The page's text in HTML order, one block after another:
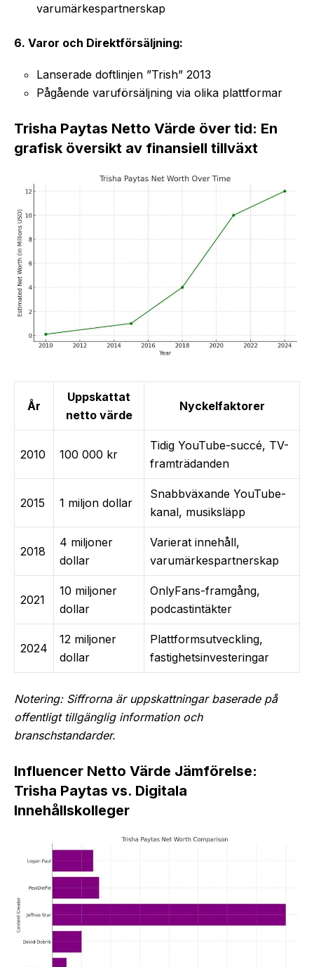
varumärkespartnerskap
6. Varor och Direktförsäljning:
Lanserade doftlinjen ”Trish” 2013
Pågående varuförsäljning via olika plattformar
Trisha Paytas Netto Värde över tid: En
grafisk översikt av finansiell tillväxt
År
Uppskattat
netto värde
Nyckelfaktorer
2010 100 000 kr
Tidig YouTube-succé, TV-
framträdanden
2015 1 miljon dollar
Snabbväxande YouTube-
kanal, musiksläpp
2018
4 miljoner
dollar
Varierat innehåll,
varumärkespartnerskap
2021
10 miljoner
dollar
OnlyFans-framgång,
podcastintäkter
2024
12 miljoner
dollar
Plattformsutveckling,
fastighetsinvesteringar
Notering: Siffrorna är uppskattningar baserade på
offentligt tillgänglig information och
branschstandarder.
Influencer Netto Värde Jämförelse:
Trisha Paytas vs. Digitala
Innehållskolleger